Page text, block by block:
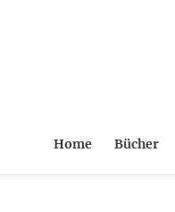
Home Bücher